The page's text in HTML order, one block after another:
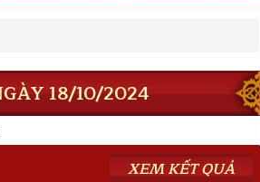
18/10/2024
XEM KẾT QUẢ